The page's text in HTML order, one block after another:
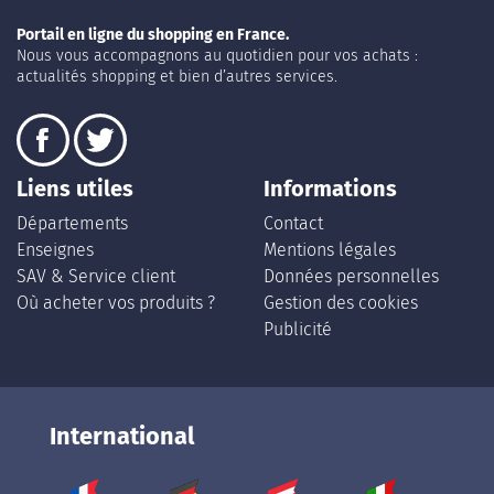
Portail en ligne du shopping en France.
Nous vous accompagnons au quotidien pour vos achats :
actualités shopping et bien d’autres services.
Liens utiles
Départements
Enseignes
SAV & Service client
Où acheter vos produits ?
Informations
Contact
Mentions légales
Données personnelles
Gestion des cookies
Publicité
International